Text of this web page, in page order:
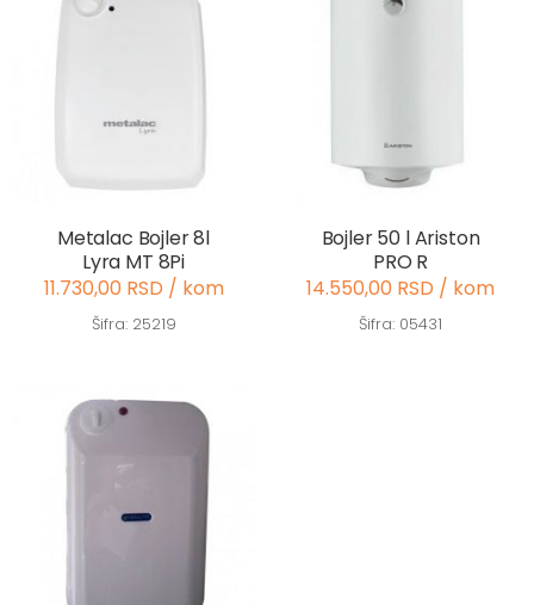
Metalac Bojler 8l
Lyra MT 8Pi
11.730,00 RSD / kom
Šifra: 25219
Bojler 50 l Ariston
PRO R
14.550,00 RSD / kom
Šifra: 05431